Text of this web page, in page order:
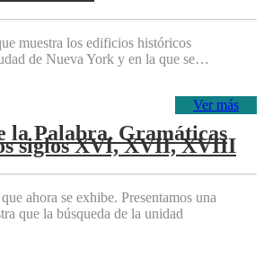
muestra los edificios históricos
de Nueva York y en la que se…
Ver más
la Palabra. Gramáticas
siglos XVI, XVII, XVIII
ahora se exhibe. Presentamos una
que la búsqueda de la unidad